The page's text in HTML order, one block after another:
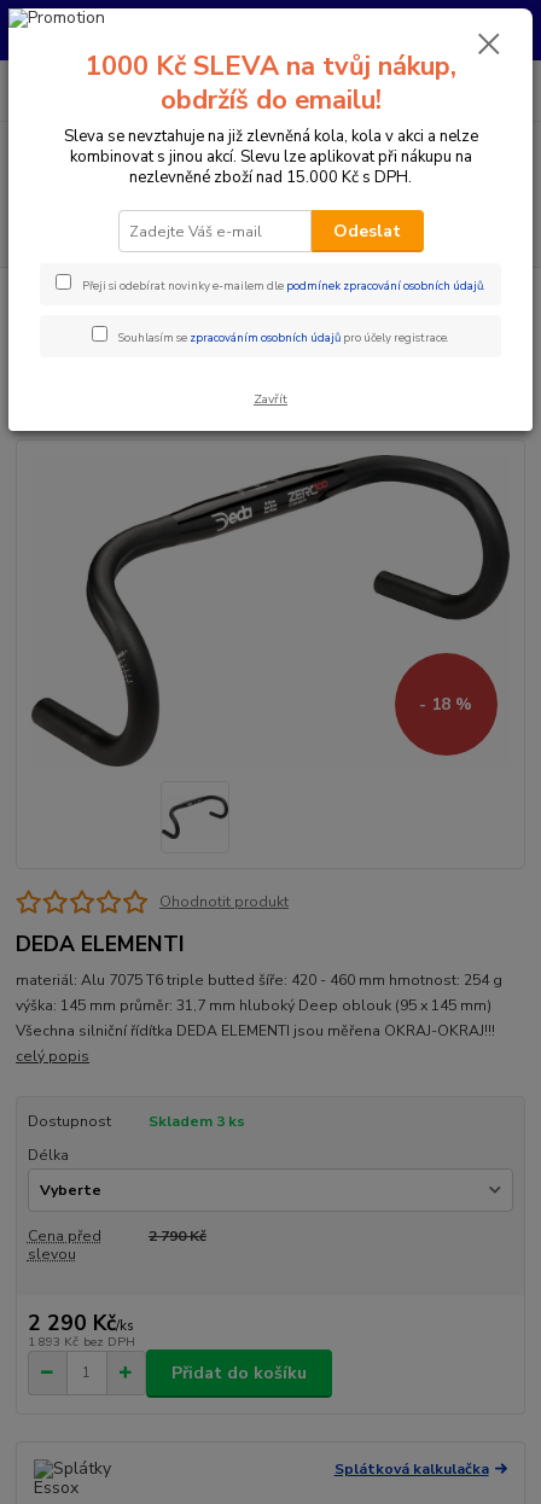
Pro nachystání kola / doplňků na prodejně si prosím zavolejte dopředu.
Menu
CZK
PO-PÁ 10:00-17:00 | SO: 9:00-12:00
Komponenty na kolo Řídítka Berany / Gravel
ŘÍDÍTKA
- 18 %
Ohodnotit produkt
DEDA ELEMENTI
materiál: Alu 7075 T6 triple butted šíře: 420 - 460 mm hmotnost: 254 g
výška: 145 mm průměr: 31,7 mm hluboký Deep oblouk (95 x 145 mm)
Všechna silniční řídítka DEDA ELEMENTI jsou měřena OKRAJ-OKRAJ!!!
celý popis
Dostupnost
Skladem 3 ks
Délka
Cena před
slevou
2 790 Kč
2 290 Kč/ks
1 893 Kč bez DPH
Přidat do košíku
Splátková kalkulačka
1000 Kč SLEVA na tvůj nákup,
obdržíš do emailu!
Sleva se nevztahuje na již zlevněná kola, kola v akci a nelze
kombinovat s jinou akcí. Slevu lze aplikovat při nákupu na
nezlevněné zboží nad 15.000 Kč s DPH.
Odeslat
Přeji si odebírat novinky e-mailem dle podmínek zpracování osobních údajů.
Souhlasím se zpracováním osobních údajů pro účely registrace.
Zavřít